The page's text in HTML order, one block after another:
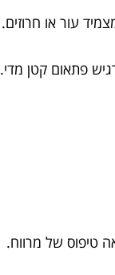
עור או חרוזים.
פתאום קטן מדי.
טיפוס של מרווח.